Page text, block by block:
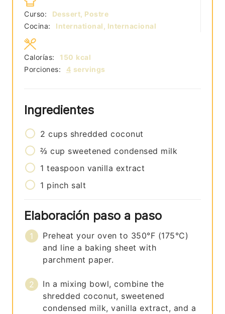
Curso:
Dessert, Postre
Cocina:
International, Internacional
Porciones: 4 servings
Calorías: 150 kcal
Ingredientes
2 cups shredded coconut
⅔ cup sweetened condensed milk
1 teaspoon vanilla extract
1 pinch salt
Elaboración paso a paso
Preheat your oven to 350°F (175°C)
and line a baking sheet with
parchment paper.
In a mixing bowl, combine the
shredded coconut, sweetened
condensed milk, vanilla extract, and a